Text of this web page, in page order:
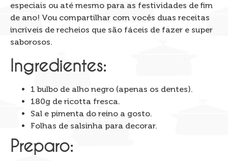
especiais ou até mesmo para as festividades de fim
de ano! Vou compartilhar com vocês duas receitas
incríveis de recheios que são fáceis de fazer e super
saborosos.
Ingredientes:
1 bulbo de alho negro (apenas os dentes).
180g de ricotta fresca.
Sal e pimenta do reino a gosto.
Folhas de salsinha para decorar.
Preparo: